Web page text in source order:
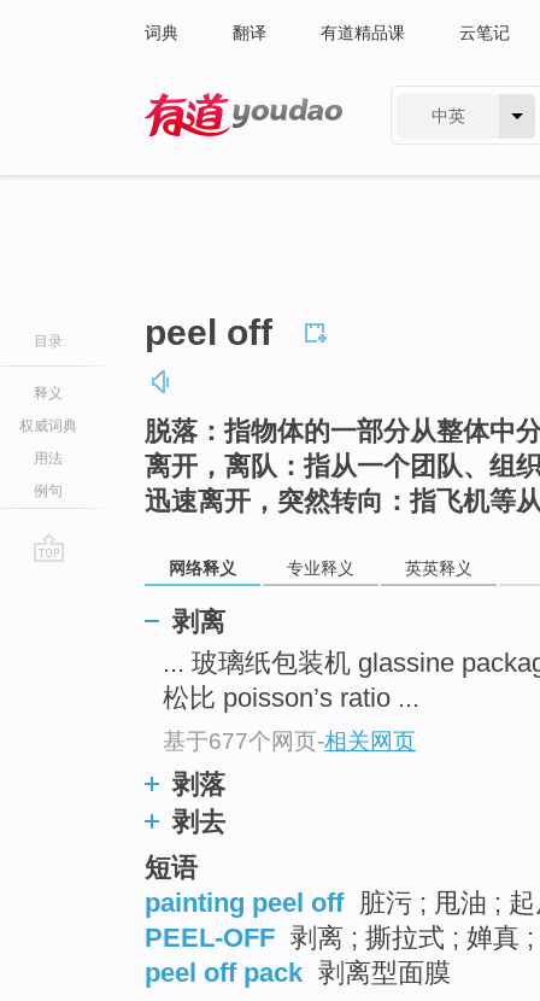
词典 翻译 有道精品课 云笔记
中英
目录
释义
权威词典
用法
例句
peel off
脱落：指物体的一部分从整体中
离开，离队：指从一个团队、组
迅速离开，突然转向：指飞机等
网络释义 专业释义 英英释义
剥离
... 玻璃纸包装机 glassine
松比 poisson’s ratio ...
基于677个网页-相关网页
剥落
剥去
短语
painting peel off 脏污 ; 甩油 ;
PEEL-OFF 剥离 ; 撕拉式 ; 婵真
peel off pack 剥离型面膜